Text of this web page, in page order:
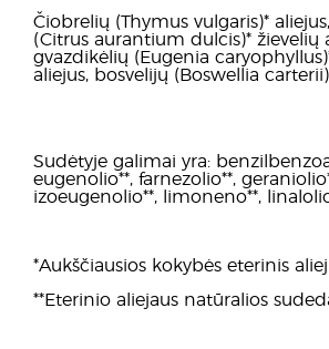
Čiobrelių (Thymus vulgaris)*
(Citrus aurantium dulcis)* žievelių
gvazdikėlių (Eugenia
aliejus, bosvelijų (Boswellia
Sudėtyje galimai yra:
eugenolio**, farnezolio**,
izoeugenolio**, limoneno**,
*Aukščiausios kokybės eterinis
**Eterinio aliejaus natūralios